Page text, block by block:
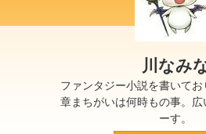
川なみ
ファンタジー小説を書いて
章まちがいは何時もの事。広
ーす。